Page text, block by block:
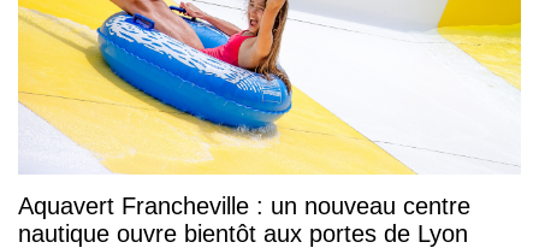
Aquavert Francheville : un nouveau centre
nautique ouvre bientôt aux portes de Lyon